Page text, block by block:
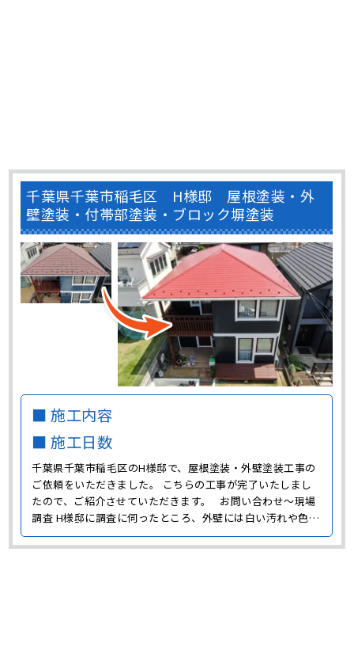
千葉県千葉市稲毛区 H様邸 屋根塗装・外
壁塗装・付帯部塗装・ブロック塀塗装
■ 施工内容
■ 施工日数
千葉県千葉市稲毛区のH様邸で、屋根塗装・外壁塗装工事の
ご依頼をいただきました。 こちらの工事が完了いたしまし
たので、ご紹介させていただきます。 お問い合わせ～現場
調査 H様邸に調査に伺ったところ、外壁には白い汚れや色褪
せが発生していました。 また、屋根はコケや汚れの付着に
よって防水性が低下している状態でした。 屋根の劣化は放
置してしまうと、屋根だけではなく建物の耐久性にも･･･